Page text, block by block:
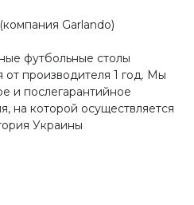
Garlando)
футбольные столы
от производителя 1 год. Мы
и послегарантийное
на которой осуществляется
Украины